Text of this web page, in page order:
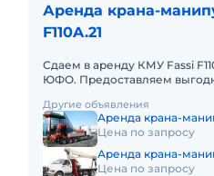
Аренда крана-
F110A.21
Сдаем в аренду КМУ Fassi
ЮФО. Предоставляем
Кроме аренды спецт
Другие объявления
Аренда крана-
Цена по запросу
Аренда крана-
Цена по запросу